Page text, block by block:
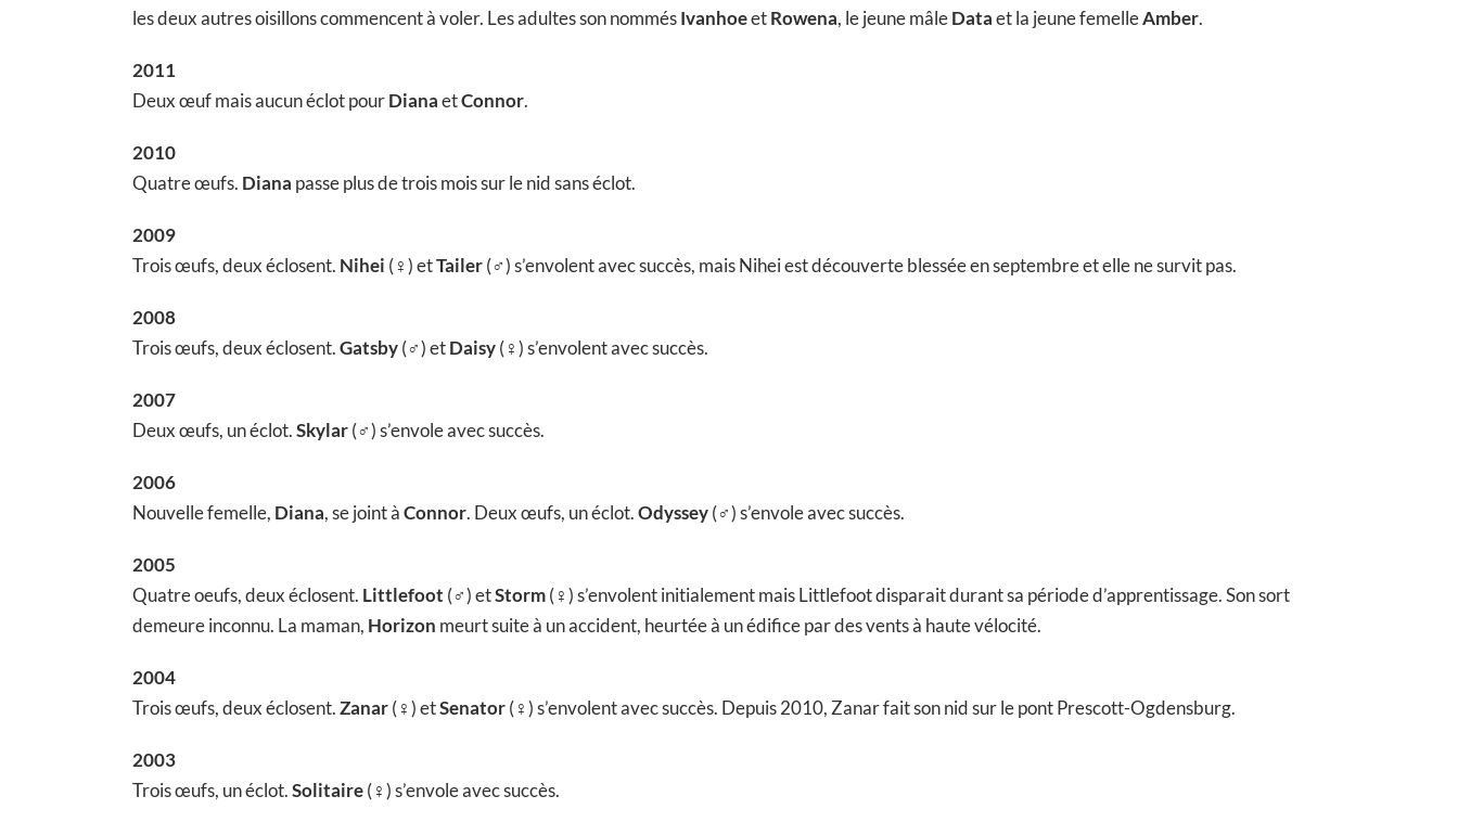
les deux autres oisillons commencent à voler. Les adultes son nommésIvanhoeetRowena, le jeune mâleDataet la jeune femelleAmber.
2011
Deux œuf mais aucun éclot pourDianaetConnor.
2010
Quatre œufs. Diana passe plus de trois mois sur le nid sans éclot.
2009
Trois œufs, deux éclosent. Nihei (♀) etTailer(♂) s’envolent avec succès, mais Nihei est découverte blessée en septembre et elle ne survit pas.
2008
Trois œufs, deux éclosent.Gatsby(♂) etDaisy(♀) s’envolent avec succès.
2007
Deux œufs, un éclot.Skylar(♂) s’envole avec succès.
2006
Nouvelle femelle, Diana, se joint àConnor. Deux œufs, un éclot.Odyssey(♂) s’envole avec succès.
2005
Quatre oeufs, deux éclosent. Littlefoot (♂) etStorm(♀) s’envolent initialement mais Littlefoot disparait durant sa période d’apprentissage. Son sort
demeure inconnu. La maman, Horizon meurt suite à un accident, heurtée à un édifice par des vents à haute vélocité.
2004
Trois œufs, deux éclosent.Zanar(♀) etSenator(♀) s’envolent avec succès. Depuis 2010, Zanar fait son nid sur le pont Prescott-Ogdensburg.
2003
Trois œufs, un éclot.Solitaire(♀) s’envole avec succès.